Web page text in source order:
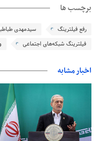
برچسب ها
رفع فیلترینگ سیدمهدی
فیلترینگ شبکه‌های اجتماعی
اخبار مشابه